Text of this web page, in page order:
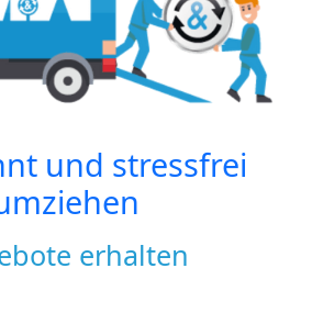
und stressfrei
erhalten